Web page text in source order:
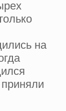
на